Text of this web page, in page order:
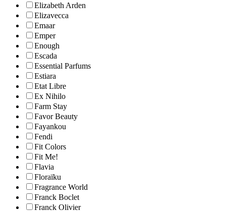
Elizabeth Arden
Elizavecca
Emaar
Emper
Enough
Escada
Essential Parfums
Estiara
Etat Libre
Ex Nihilo
Farm Stay
Favor Beauty
Fayankou
Fendi
Fit Colors
Fit Me!
Flavia
Floraïku
Fragrance World
Franck Boclet
Franck Olivier